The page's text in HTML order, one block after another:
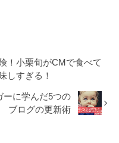
！小栗旬がCMで食べて
しすぎる！
ーに学んだ5つの
ブログの更新術